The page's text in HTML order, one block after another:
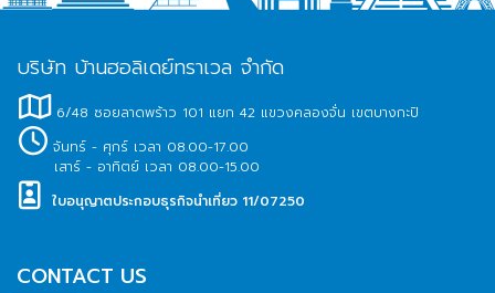
บริษัท บ้านฮอลิเดย์ทราเวล จำกัด
6/48 ซอยลาดพร้าว 101 แยก 42 แขวงคลองจั่น เขตบางกะปิ
จันทร์ - ศุกร์ เวลา 08.00-17.00
เสาร์ - อาทิตย์ เวลา 08.00-15.00
ใบอนุญาตประกอบธุรกิจนำเที่ยว 11/07250
CONTACT US